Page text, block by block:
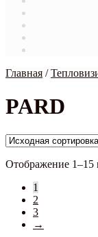
Главная /
PARD
Отображение 1–15
1
2
3
→